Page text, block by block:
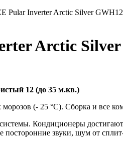
Pular Inverter Arctic Silver
Arctic
12 (до 35 м.кв.)
(- 25 °С). Сборка и все
Кондиционеры
посторонние звуки, шум от